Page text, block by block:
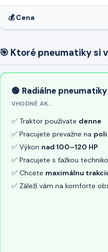
💰 Cena
🎯 Ktoré pneumatiky si
🟢 Radiálne pneumatiky
VHODNÉ AK…
✅ Traktor používate denne
✅ Pracujete prevažne na
✅ Výkon nad 100–120 HP
✅ Pracujete s ťažkou
✅ Chcete maximálnu
✅ Záleží vám na komforte